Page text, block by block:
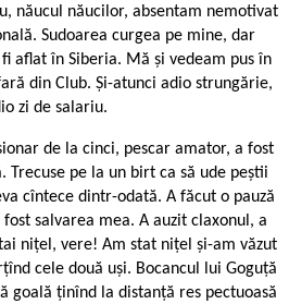
năucul năucilor, absentam nemotivat
Sudoarea curgea pe mine, dar
aflat în Siberia. Mă și vedeam pus în
din Club. Și-atunci adio strungărie,
zi de salariu.
de la cinci, pescar amator, a fost
Trecuse pe la un birt ca să ude peștii
cîntece dintr-odată. A făcut o pauză
salvarea mea. A auzit claxonul, a
nițel, vere! Am stat nițel și-am văzut
cele două uși. Bocancul lui Goguță
goală ținînd la distanță res ­pectuoasă